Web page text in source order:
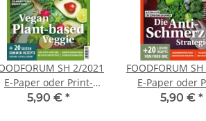
SH 2/2021
E-Paper oder Print-
Ausgabe
5,90 € *
FOODFORUM
E-Paper oder
Ausgabe
5,90 € *